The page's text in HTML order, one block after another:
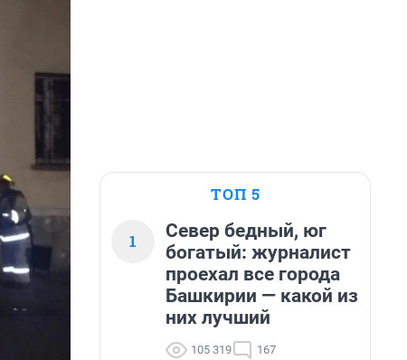
ТОП 5
1
Север бедный, юг
богатый: журналист
проехал все города
Башкирии — какой из
них лучший
105 319 167